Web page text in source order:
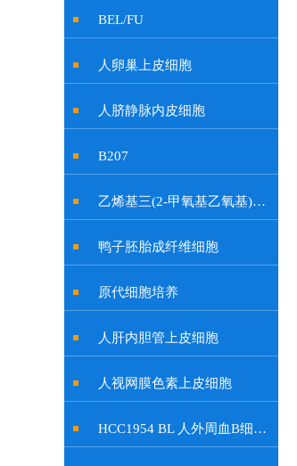
BEL/FU
人卵巢上皮细胞
人脐静脉内皮细胞
B207
乙烯基三(2-甲氧基乙氧基)硅烷
鸭子胚胎成纤维细胞
原代细胞培养
人肝内胆管上皮细胞
人视网膜色素上皮细胞
HCC1954 BL 人外周血B细胞系